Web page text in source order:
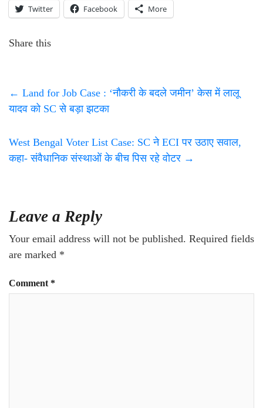
Twitter Facebook More
Share this
← Land for Job Case : ‘नौकरी के बदले जमीन’ केस में लालू
यादव को SC से बड़ा झटका
West Bengal Voter List Case: SC ने ECI पर उठाए सवाल,
कहा- संवैधानिक संस्थाओं के बीच पिस रहे वोटर →
Leave a Reply
Your email address will not be published. Required fields
are marked *
Comment *